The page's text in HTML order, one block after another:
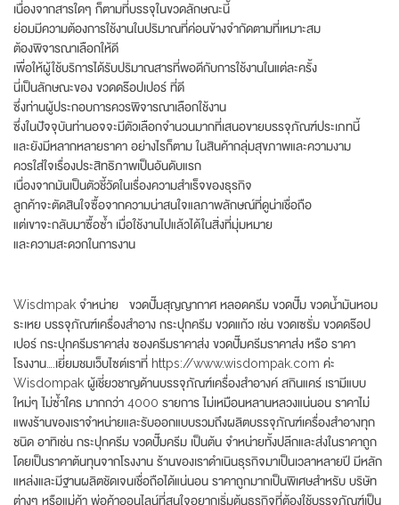
เนื่องจากสารใดๆ ก็ตามที่บรรจุในขวดลักษณะนี้
ย่อมมีความต้องการใช้งานในปริมาณที่ค่อนข้างจำกัดตามที่เหมาะสม
ต้องพิจารณาเลือกให้ดี
เพื่อให้ผู้ใช้บริการได้รับปริมาณสารที่พอดีกับการใช้งานในแต่ละครั้ง
นี่เป็นลักษณะของ ขวดดร๊อปเปอร์ ที่ดี
ซึ่งท่านผู้ประกอบการควรพิจารณาเลือกใช้งาน
ซึ่งในปัจจุบันท่านอจจะมีตัวเลือกจำนวนมากที่เสนอขายบรรจุภัณฑ์ประเภทนี้
และยังมีหลากหลายราคา อย่างไรก็ตาม ในสินค้ากลุ่มสุขภาพและความงาม
ควรใส่ใจเรื่องประสิทธิภาพเป็นอันดับแรก
เนื่องจากมันเป็นตัวชี้วัดในเรื่องความสำเร็จของธุรกิจ
ลูกค้าจะตัดสินใจซื้อจากความน่าสนใจแลภาพลักษณ์ที่ดูน่าเชื่อถือ
แต่เขาจะกลับมาซื้อซ้ำ เมื่อใช้งานไปแล้วได้ในสิ่งที่มุ่มหมาย
และความสะดวกในการงาน
Wisdmpak จำหน่าย ขวดปั๊มสุญญากาศ หลอดครีม ขวดปั๊ม ขวดน้ำมันหอม
ระเหย บรรจุภัณฑ์เครื่องสำอาง กระปุกครีม ขวดแก้ว เช่น ขวดเซรั่ม ขวดดร๊อป
เปอร์ กระปุกครีมราคาส่ง ซองครีมราคาส่ง ขวดปั๊มครีมราคาส่ง หรือ ราคา
โรงงาน….เยี่ยมชมเว็บไซต์เราที่ https://www.wisdompak.com ค่ะ
Wisdompak ผู้เชี่ยวชาญด้านบรรจุภัณฑ์เครื่องสำอางค์ สกินแคร์ เรามีแบบ
ใหม่ๆ ไม่ซ้ำใคร มากกว่า 4000 รายการ ไม่เหมือนหลานหลวงแน่นอน ราคาไม่
แพงร้านของเราจำหน่ายและรับออกแบบรวมถึงผลิตบรรจุภัณฑ์เครื่องสำอางทุก
ชนิด อาทิเช่น กระปุกครีม ขวดปั๊มครีม เป็นต้น จำหน่ายทั้งปลีกและส่งในราคาถูก
โดยเป็นราคาต้นทุนจากโรงงาน ร้านของเราดำเนินธุรกิจมาเป็นเวลาหลายปี มีหลัก
แหล่งและมีฐานผลิตชัดเจนเชื่อถือได้แน่นอน ราคาถูกมากเป็นพิเศษสำหรับ บริษัท
ต่างๆ หรือแม่ค้า พ่อค้าออนไลน์ที่สนใจอยากเริ่มต้นธุรกิจที่ต้องใช้บรรจุภัณฑ์เป็น